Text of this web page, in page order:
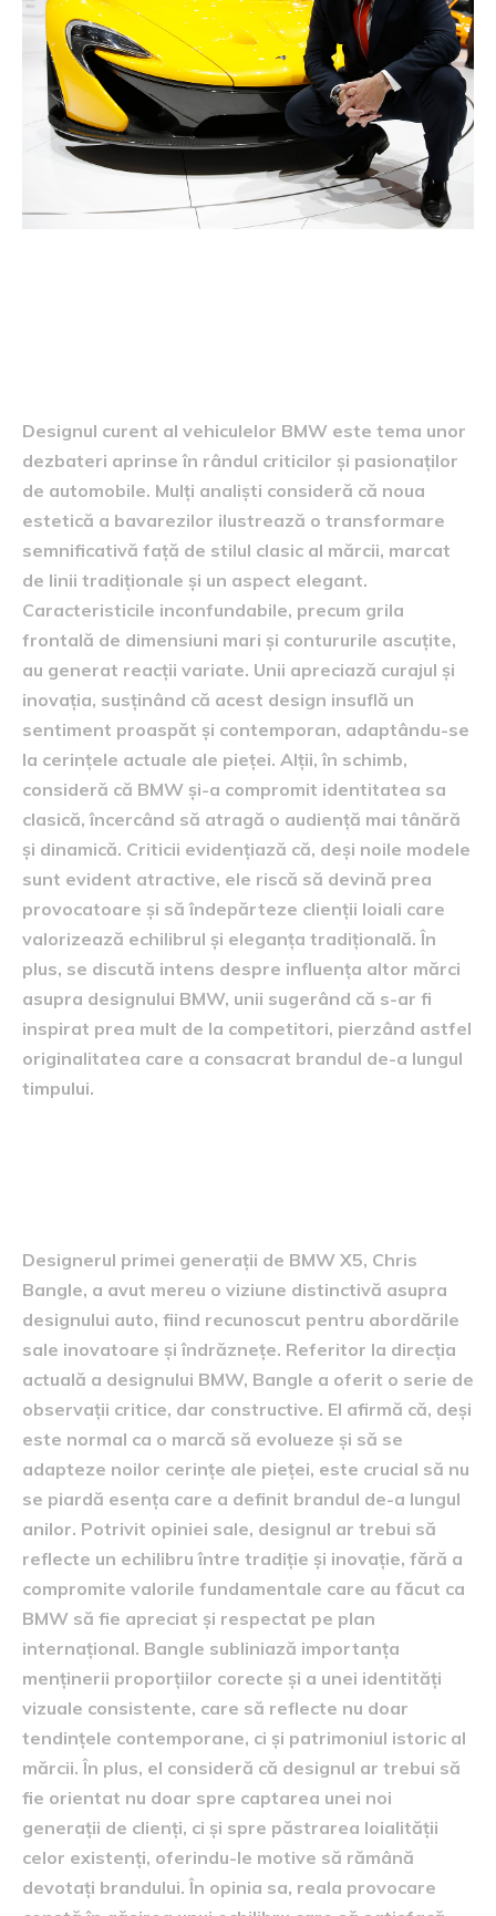
Designul curent al vehiculelor BMW este tema unor
dezbateri aprinse în rândul criticilor și pasionaților
de automobile. Mulți analiști consideră că noua
estetică a bavarezilor ilustrează o transformare
semnificativă față de stilul clasic al mărcii, marcat
de linii tradiționale și un aspect elegant.
Caracteristicile inconfundabile, precum grila
frontală de dimensiuni mari și contururile ascuțite,
au generat reacții variate. Unii apreciază curajul și
inovația, susținând că acest design insuflă un
sentiment proaspăt și contemporan, adaptându-se
la cerințele actuale ale pieței. Alții, în schimb,
consideră că BMW și-a compromit identitatea sa
clasică, încercând să atragă o audiență mai tânără
și dinamică. Criticii evidențiază că, deși noile modele
sunt evident atractive, ele riscă să devină prea
provocatoare și să îndepărteze clienții loiali care
valorizează echilibrul și eleganța tradițională. În
plus, se discută intens despre influența altor mărci
asupra designului BMW, unii sugerând că s-ar fi
inspirat prea mult de la competitori, pierzând astfel
originalitatea care a consacrat brandul de-a lungul
timpului.
Designerul primei generații de BMW X5, Chris
Bangle, a avut mereu o viziune distinctivă asupra
designului auto, fiind recunoscut pentru abordările
sale inovatoare și îndrăznețe. Referitor la direcția
actuală a designului BMW, Bangle a oferit o serie de
observații critice, dar constructive. El afirmă că, deși
este normal ca o marcă să evolueze și să se
adapteze noilor cerințe ale pieței, este crucial să nu
se piardă esența care a definit brandul de-a lungul
anilor. Potrivit opiniei sale, designul ar trebui să
reflecte un echilibru între tradiție și inovație, fără a
compromite valorile fundamentale care au făcut ca
BMW să fie apreciat și respectat pe plan
internațional. Bangle subliniază importanța
menținerii proporțiilor corecte și a unei identități
vizuale consistente, care să reflecte nu doar
tendințele contemporane, ci și patrimoniul istoric al
mărcii. În plus, el consideră că designul ar trebui să
fie orientat nu doar spre captarea unei noi
generații de clienți, ci și spre păstrarea loialității
celor existenți, oferindu-le motive să rămână
devotați brandului. În opinia sa, reala provocare